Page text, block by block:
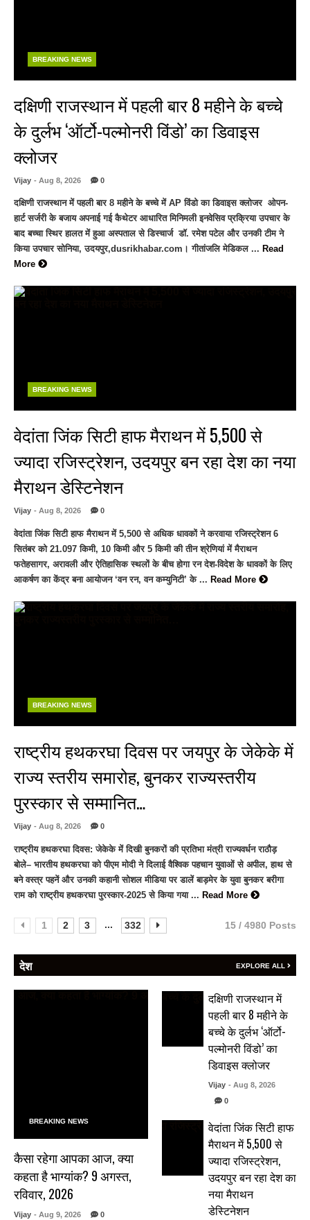
BREAKING NEWS
दक्षिणी राजस्थान में पहली बार 8 महीने के बच्चे
के दुर्लभ ‘ऑर्टो-पल्मोनरी विंडो’ का डिवाइस
क्लोजर
Vijay - Aug 8, 2026 0
दक्षिणी राजस्थान में पहली बार 8 महीने के बच्चे में AP विंडो का डिवाइस क्लोजर ओपन-
हार्ट सर्जरी के बजाय अपनाई गई कैथेटर आधारित मिनिमली इनवेसिव प्रक्रिया उपचार के
बाद बच्चा स्थिर हालत में हुआ अस्पताल से डिस्चार्ज डॉ. रमेश पटेल और उनकी टीम ने
किया उपचार सोनिया, उदयपुर,dusrikhabar.com। गीतांजलि मेडिकल ... Read
More
BREAKING NEWS
वेदांता जिंक सिटी हाफ मैराथन में 5,500 से
ज्यादा रजिस्ट्रेशन, उदयपुर बन रहा देश का नया
मैराथन डेस्टिनेशन
Vijay - Aug 8, 2026 0
वेदांता जिंक सिटी हाफ मैराथन में 5,500 से अधिक धावकों ने करवाया रजिस्ट्रेशन 6
सितंबर को 21.097 किमी, 10 किमी और 5 किमी की तीन श्रेणियां में मैराथन
फतेहसागर, अरावली और ऐतिहासिक स्थलों के बीच होगा रन देश-विदेश के धावकों के लिए
आकर्षण का केंद्र बना आयोजन ‘वन रन, वन कम्युनिटी’ के ... Read More
BREAKING NEWS
राष्ट्रीय हथकरघा दिवस पर जयपुर के जेकेके में
राज्य स्तरीय समारोह, बुनकर राज्यस्तरीय
पुरस्कार से सम्मानित…
Vijay - Aug 8, 2026 0
राष्ट्रीय हथकरघा दिवस: जेकेके में दिखी बुनकरों की प्रतिभा मंत्री राज्यवर्धन राठौड़
बोले– भारतीय हथकरघा को पीएम मोदी ने दिलाई वैश्विक पहचान युवाओं से अपील, हाथ से
बने वस्त्र पहनें और उनकी कहानी सोशल मीडिया पर डालें बाड़मेर के युवा बुनकर बरीगा
राम को राष्ट्रीय हथकरघा पुरस्कार-2025 से किया गया ... Read More
1 2 3 ... 332 15 / 4980 Posts
देश EXPLORE ALL
BREAKING NEWS
कैसा रहेगा आपका आज, क्या
कहता है भाग्यांक? 9 अगस्त,
रविवार, 2026
Vijay - Aug 9, 2026 0
दक्षिणी राजस्थान में
पहली बार 8 महीने के
बच्चे के दुर्लभ ‘ऑर्टो-
पल्मोनरी विंडो’ का
डिवाइस क्लोजर
Vijay - Aug 8, 2026
0
वेदांता जिंक सिटी हाफ
मैराथन में 5,500 से
ज्यादा रजिस्ट्रेशन,
उदयपुर बन रहा देश का
नया मैराथन
डेस्टिनेशन